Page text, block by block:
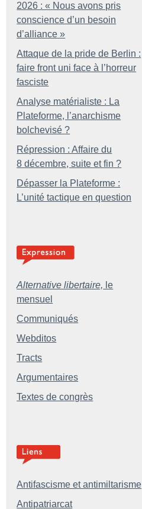
2026 : « Nous avons pris
conscience d’un besoin
d’alliance »
Attaque de la pride de Berlin :
faire front uni face à l’horreur
fasciste
Analyse matérialiste : La
Plateforme, l’anarchisme
bolchevisé ?
Répression : Affaire du
8 décembre, suite et fin ?
Dépasser la Plateforme :
L’unité tactique en question
Alternative libertaire, le
mensuel
Communiqués
Webditos
Tracts
Argumentaires
Textes de congrès
Antifascisme et antimiltarisme
Antipatriarcat